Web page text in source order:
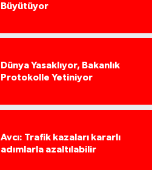
Büyütüyor
Dünya Yasaklıyor, Bakanlık
Protokolle Yetiniyor
Avcı: Trafik kazaları kararlı
adımlarla azaltılabilir